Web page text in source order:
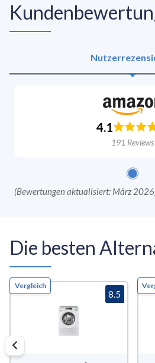
4.1
191 Reviews
(Bewertungen aktualisiert: März 2026
Die besten
Vergleich
8.5